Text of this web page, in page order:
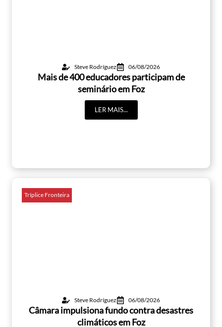
Steve Rodríguez 06/08/2026
Mais de 400 educadores participam de
seminário em Foz
LER MAIS...
Tríplice Fronteira
Steve Rodríguez 06/08/2026
Câmara impulsiona fundo contra desastres
climáticos em Foz